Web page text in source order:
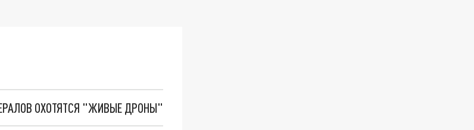
ОХОТЯТСЯ "ЖИВЫЕ ДРОНЫ"